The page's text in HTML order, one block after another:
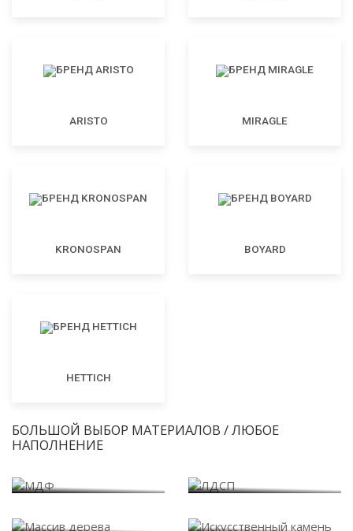
ARISTO MIRAGLE
KRONOSPAN BOYARD
HETTICH
БОЛЬШОЙ ВЫБОР МАТЕРИАЛОВ / ЛЮБОЕ
НАПОЛНЕНИЕ